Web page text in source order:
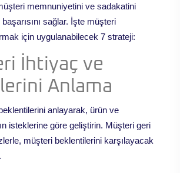
memnuniyetini ve sadakatini
sağlar. İşte müşteri
için uygulanabilecek 7 strateji:
İhtiyaç ve
Anlama
anlayarak, ürün ve
isteklerine göre geliştirin. Müşteri geri
müşteri beklentilerini karşılayacak